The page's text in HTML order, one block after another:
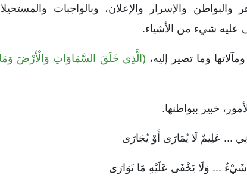
والبواطن والإسرار والإعلان، وبالواجبات
عليه شيء من الأشياء.
وما تصير إليه، (الَّذِي خَلَقَ السَّمَاوَاتِ وَالْأَرْضَ
خبير ببواطنها.
... عَلِيمٌ لَا يُمَارَى أَوْ يُجَارَى
... وَلَا يَخْفَى عَلَيْهِ مَا تَوَارَى